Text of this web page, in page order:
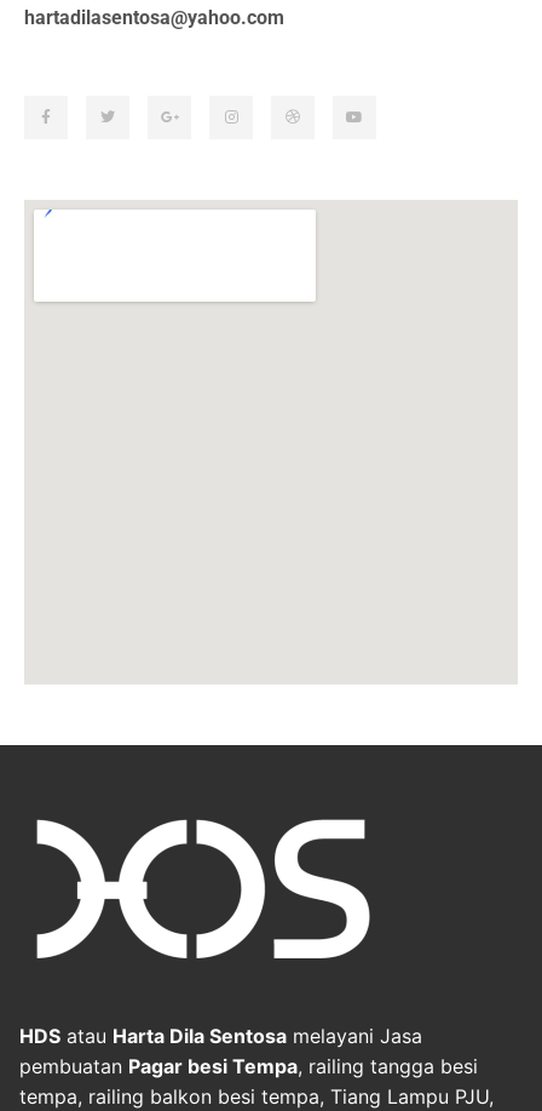
hartadilasentosa@yahoo.com
HDS atau Harta Dila Sentosa melayani Jasa
pembuatan Pagar besi Tempa, railing tangga besi
tempa, railing balkon besi tempa, Tiang Lampu PJU,